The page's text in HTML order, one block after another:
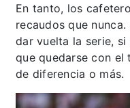
En tanto, los
recaudos que
dar vuelta la serie,
que quedarse con
de diferencia o más.